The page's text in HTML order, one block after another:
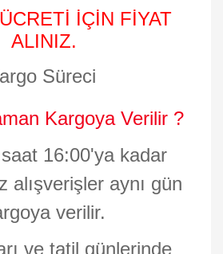
İÇİN FİYAT
ALINIZ.
Süreci
Kargoya Verilir ?
16:00'ya kadar
alışverişler aynı gün
verilir.
ve tatil günlerinde